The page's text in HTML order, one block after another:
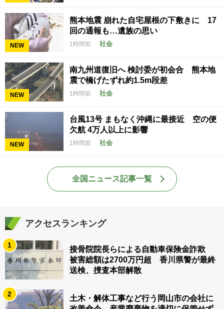
NEW
熊本地震 崩れた自宅屋根の下敷きに 17
回の通報も…遺族の思い
1時間前 社会
NEW
南九州道復旧へ 検討委が初会合 熊本地
震で橋げたずれ約1.5m段差
1時間前 社会
NEW
台風13号 まもなく沖縄に最接近 空の便
欠航 4万人以上に影響
1時間前 社会
全国ニュース記事一覧
アクセスランキング
1
接骨院院長らによる自動車保険金詐欺
被害総額は2700万円超 香川県警が最終
送検、捜査本部解散
2
土木・解体工事など行う岡山市の会社に